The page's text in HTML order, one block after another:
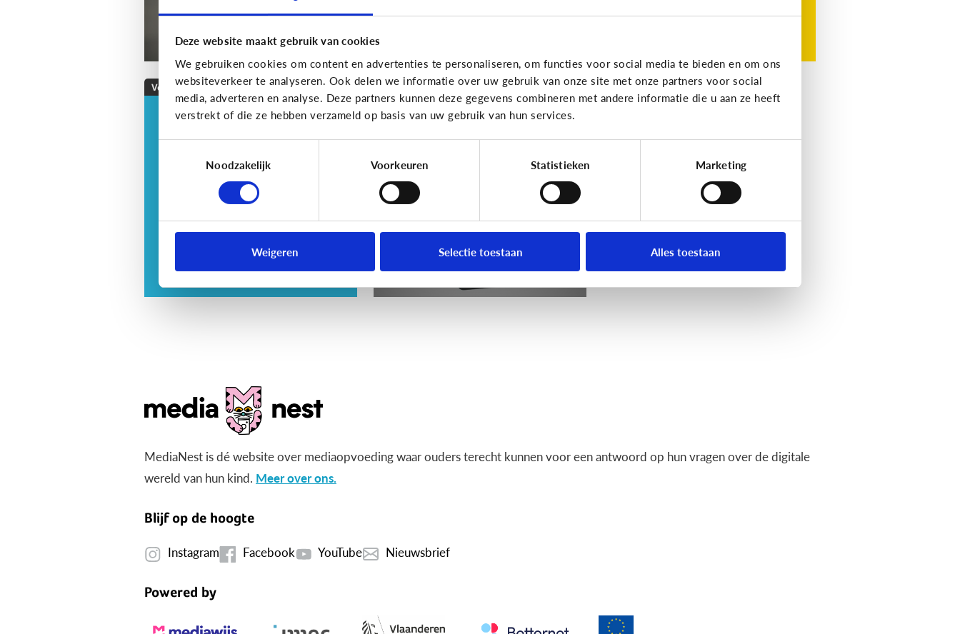
Deze website maakt gebruik van cookies
We gebruiken cookies om content en advertenties te personaliseren, om functies voor social media te bieden en om ons
websiteverkeer te analyseren. Ook delen we informatie over uw gebruik van onze site met onze partners voor social
media, adverteren en analyse. Deze partners kunnen deze gegevens combineren met andere informatie die u aan ze heeft
verstrekt of die ze hebben verzameld op basis van uw gebruik van hun services.
Noodzakelijk
Voorkeuren Statistieken Marketing
Weigeren Selectie toestaan Alles toestaan
Veilig Online
Veilig online: hoe doe
ik dat?
Je zorgt er best voor dat je
informatie alleen deelt met wie
jij dit echt wilt. Hoe kan je dit
doen?
3 tips voor tieners
Veilig Online
Wat is een veilig
wachtwoord voor mijn
kind?
MediaNest is dé website over mediaopvoeding waar ouders terecht kunnen voor een antwoord op hun vragen over de digitale
wereld van hun kind. Meer over ons.
Blijf op de hoogte
Instagram Facebook YouTube Nieuwsbrief
Powered by